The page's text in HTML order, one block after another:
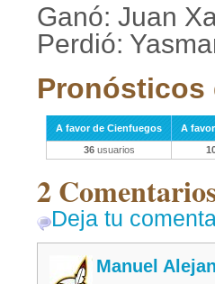
Ganó: Juan
Perdió:
Pronósticos
A favor de Cienfuegos
A
36usuarios
2
Deja tu
Manuel